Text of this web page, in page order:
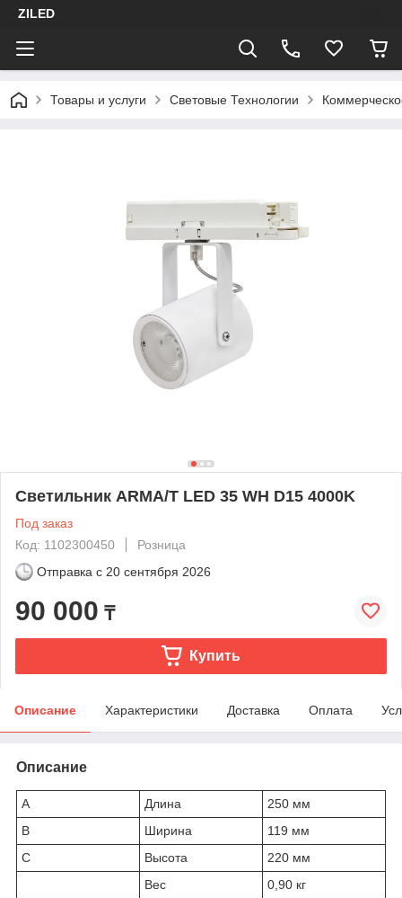
ZILED
Товары и услуги Световые Технологии
Светильник ARMA/T LED 35 WH D15 4000K
Под заказ
Код: 1102300450
Розница
Отправка с 20 сентября 2026
90 000 ₸
Купить
Описание Характеристики Доставка Оплата
Описание
A Длина
250 мм
B
Ширина
119 мм
C
Высота
220 мм
Вес
0,90 кг